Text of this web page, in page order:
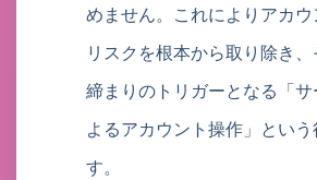
めません。これによりアカ
リスクを根本から取り除き
締まりのトリガーとなる「
よるアカウント操作」とい
す。